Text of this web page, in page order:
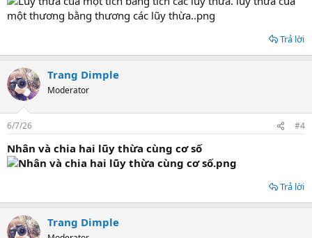
Trả lời
Trang Dimple
Moderator
6/7/26 #4
Nhân và chia hai lũy thừa cùng cơ số
Trả lời
Trang Dimple